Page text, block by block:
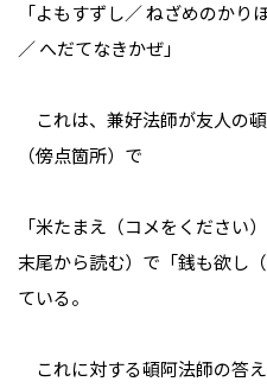
「よもすずし／ ねざめのかり
／ へだてなきかぜ」
これは、兼好法師が友人の
（傍点箇所）で
「米たまえ（コメをください
末尾から読む）で「銭も欲し
ている。
これに対する頓阿法師の答